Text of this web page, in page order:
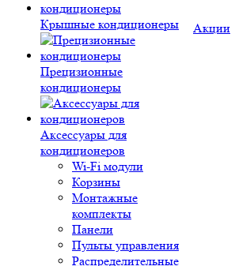
Крышные кондиционеры
Прецизионные
кондиционеры
Аксессуары для
кондиционеров
Wi-Fi модули
Корзины
Монтажные
комплекты
Панели
Пульты управления
Распределительные
Акции